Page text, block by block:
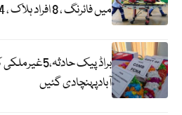
میں فائرنگ ، 8 افراد ہلاک ، 14 زخمی
براڈ پیک
آبادپہنچادی گئیں